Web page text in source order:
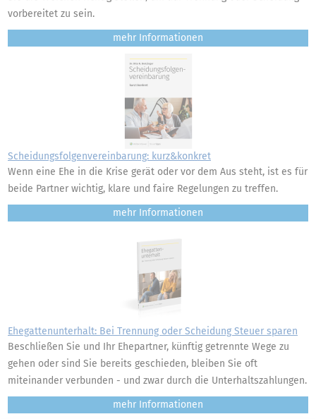
vorbereitet zu sein.
mehr
Scheidungsfolgenvereinbarung: kurz&konkret
Wenn eine Ehe in die Krise gerät oder vor dem Aus steht, ist es für
beide Partner wichtig, klare und faire Regelungen zu treffen.
mehr
Ehegattenunterhalt: Bei Trennung oder Scheidung Steuer sparen
Beschließen Sie und Ihr Ehepartner, künftig getrennte Wege zu
gehen oder sind Sie bereits geschieden, bleiben Sie oft
miteinander verbunden - und zwar durch die Unterhaltszahlungen.
mehr